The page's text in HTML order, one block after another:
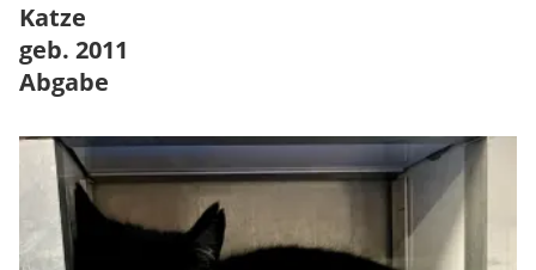
Katze
geb. 2011
Abgabe